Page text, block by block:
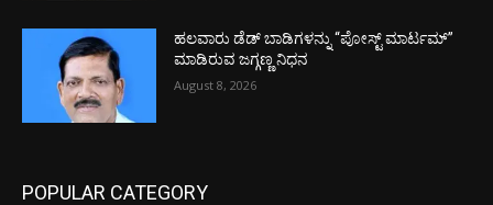
ಹಲವಾರು ಡೆಡ್ ಬಾಡಿಗಳನ್ನು “ಪೋಸ್ಟ್ ಮಾರ್ಟಮ್”
ಮಾಡಿರುವ ಜಗ್ಗಣ್ಣ ನಿಧನ
August 8, 2026
POPULAR CATEGORY